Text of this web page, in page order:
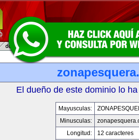
El dueño de este dominio lo
Mayusculas:
Minusculas:
Longitud:
12 caracteres